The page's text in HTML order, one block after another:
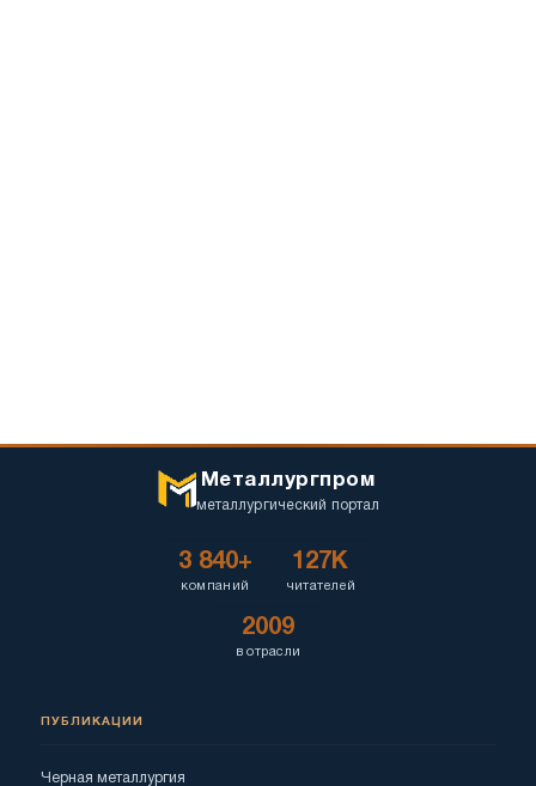
Металлургпром
металлургический портал
3 840+
компаний
127K
читателей
2009
в отрасли
ПУБЛИКАЦИИ
Черная металлургия